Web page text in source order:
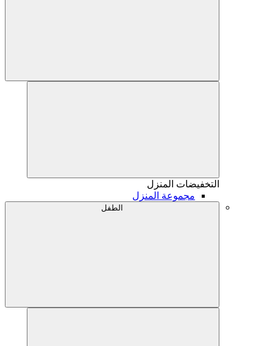
التخفيضات المنزل
مجموعة المنزل
الطفل